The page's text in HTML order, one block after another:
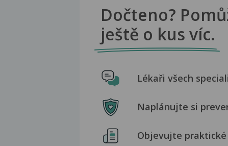
Dočteno?
ještě o kus víc.
Lékaři všech
Naplánujte si
Objevujte